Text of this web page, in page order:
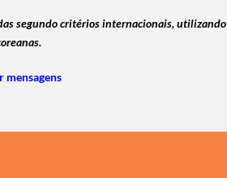
segundo critérios internacionais, utilizando
mensagens